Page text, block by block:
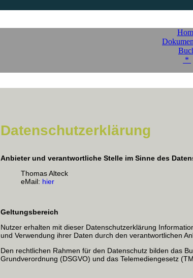
*
Datenschutzerklärung
Anbieter und verantwortliche Stelle im Sinne des
Thomas Alteck
eMail: hier
Geltungsbereich
Nutzer erhalten mit dieser Datenschutzerklärung
und Verwendung ihrer Daten durch den verantwortlichen
Den rechtlichen Rahmen für den Datenschutz bilden das
Grundverordnung (DSGVO) und das Telemediengesetz